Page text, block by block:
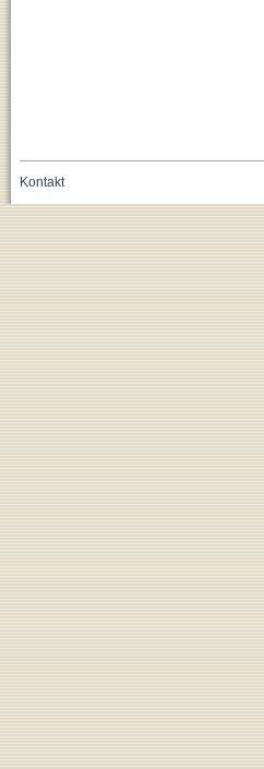
Kontakt